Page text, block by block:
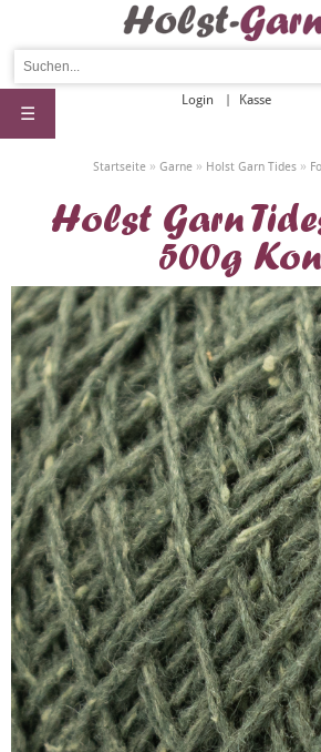
Login Kasse
☰
Startseite » Garne » Holst Garn Tides »
Holst Garn
500g